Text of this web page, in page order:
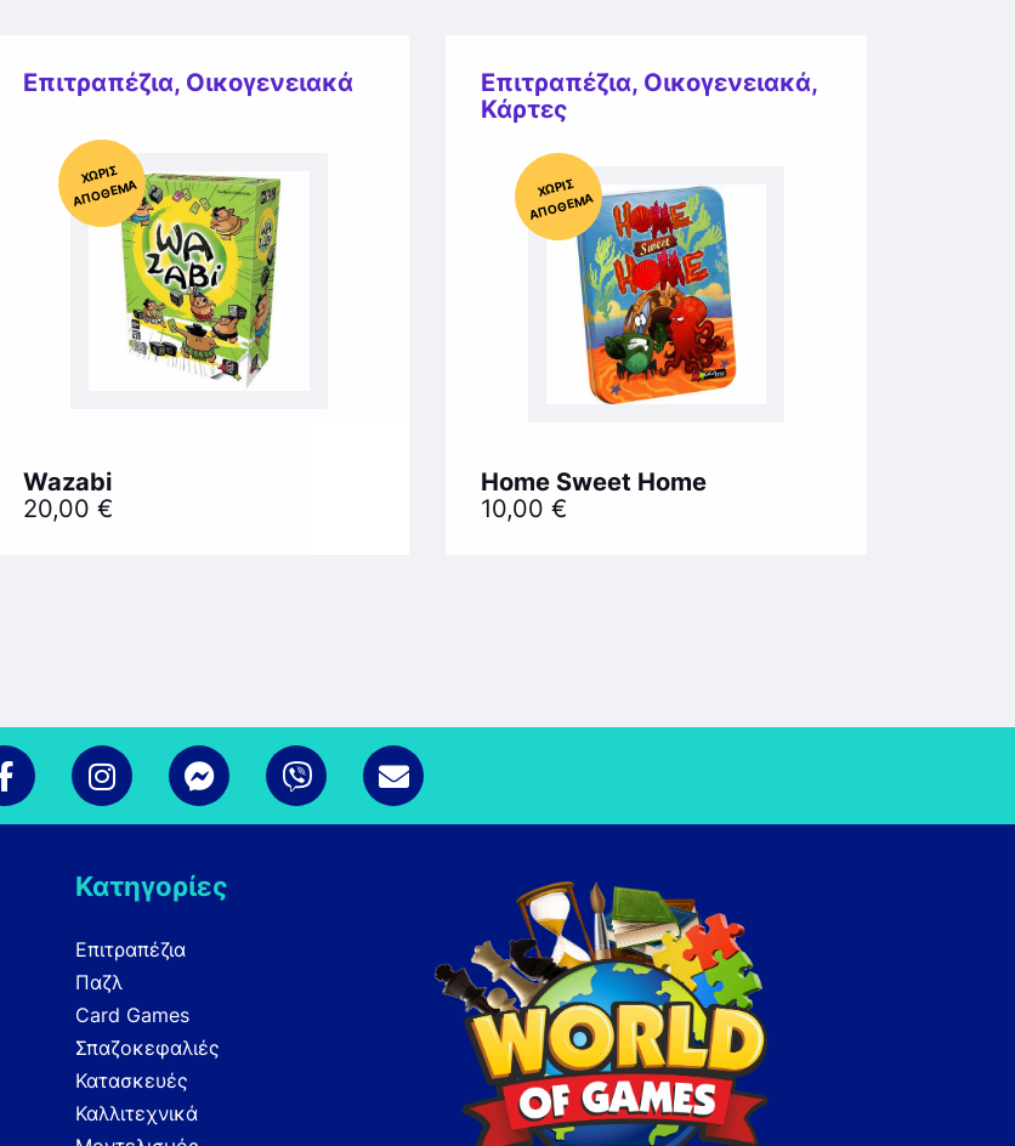
Επιτραπέζια, Οικογενειακά
Χ
ΩΡΊΣ
Α
Π
Ό
ΘΕ
ΜΑ
Wazabi
20,00€
Επιτραπέζια, Οικογενειακά,
Κάρτες
Χ
ΩΡΊΣ
Α
Π
Ό
ΘΕ
ΜΑ
Home Sweet Home
10,00€
Κατηγορίες
Επιτραπέζια
Παζλ
Card Games
Σπαζοκεφαλιές
Κατασκευές
Καλλιτεχνικά